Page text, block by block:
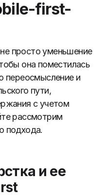
first-
просто уменьшение
она поместилась
переосмысление и
пути,
с учетом
рассмотрим
подхода.
и ее